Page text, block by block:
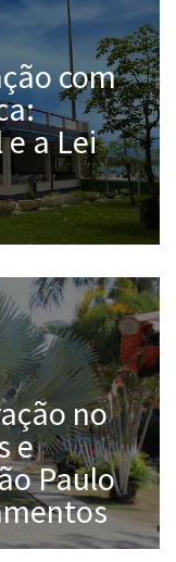
com
a Lei
no
e
Paulo